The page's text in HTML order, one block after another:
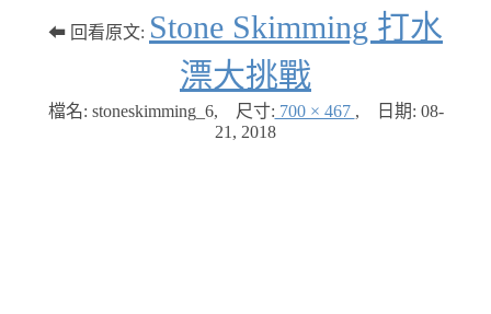
⬅ 回看原文: Stone Skimming 打水
漂大挑戰
檔名: stoneskimming_6, 尺寸: 700 × 467 , 日期: 08-
21, 2018